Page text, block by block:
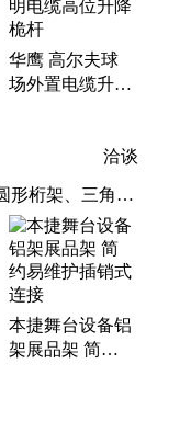
明灯、折叠式车
杆
华鹰 高尔夫球
场外置电缆升降
洽谈
形桁架、三角铝
本捷舞台设备铝
架展品架 简约